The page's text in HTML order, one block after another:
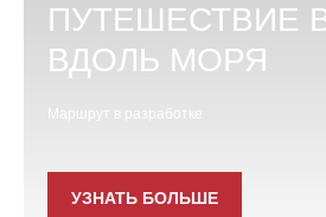
ПУТЕШЕСТВИЕ
ВДОЛЬ МОРЯ
Маршрут в разработке
УЗНАТЬ БОЛЬШЕ